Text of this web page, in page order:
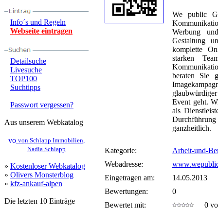
Info´s und Regeln
Webseite eintragen
Detailsuche
Livesuche
TOP100
Suchtipps
Passwort vergessen?
Aus unserem Webkatalog
von Schlapp Immobilien,
Nadia Schlapp
» Kostenloser Webkatalog
» Olivers Monsterblog
» kfz-ankauf-alpen
Die letzten 10 Einträge
We public
Werbung
Gestaltung
komplette
starken
beraten Sie
Event geht.
als
ganzheitlich.
Kategorie:
Arbeit-und-
Webadresse:
Eingetragen am:
14.05.2013
Bewertungen:
0
Bewertet mit:
0